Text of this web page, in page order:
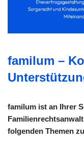
familum –
familum ist an Ihrer
folgenden Themen